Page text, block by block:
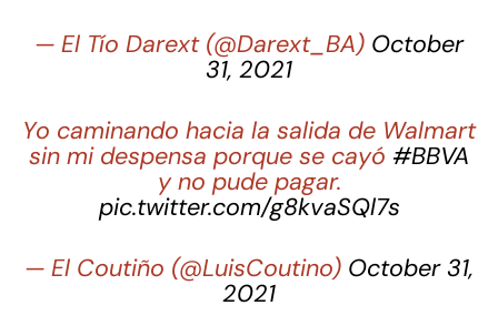
— El Tío Darext (@Darext_BA) October
31, 2021
Yo caminando hacia la salida de Walmart
sin mi despensa porque se cayó #BBVA
y no pude pagar.
pic.twitter.com/g8kvaSQl7s
— El Coutiño (@LuisCoutino) October 31,
2021